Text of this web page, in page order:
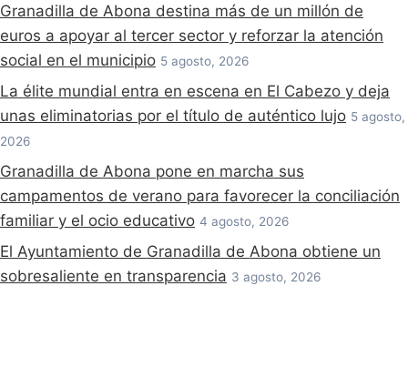
Granadilla de Abona destina más de un millón de
euros a apoyar al tercer sector y reforzar la atención
social en el municipio 5 agosto, 2026
La élite mundial entra en escena en El Cabezo y deja
unas eliminatorias por el título de auténtico lujo 5 agosto,
2026
Granadilla de Abona pone en marcha sus
campamentos de verano para favorecer la conciliación
familiar y el ocio educativo 4 agosto, 2026
El Ayuntamiento de Granadilla de Abona obtiene un
sobresaliente en transparencia 3 agosto, 2026